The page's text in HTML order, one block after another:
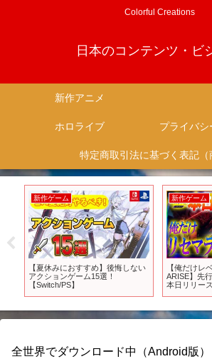
Colorful Creations
日本のコンテンツ・ビ
新作アニメ
ホロライブ
新作ゲーム
【夏休みにおすすめ】後悔しない
アクションゲーム15選！
【Switch/PS】
新作ゲーム
【俺だけレ
ARISE】先
本日リリー
全世界でダウンロード中（Android版）